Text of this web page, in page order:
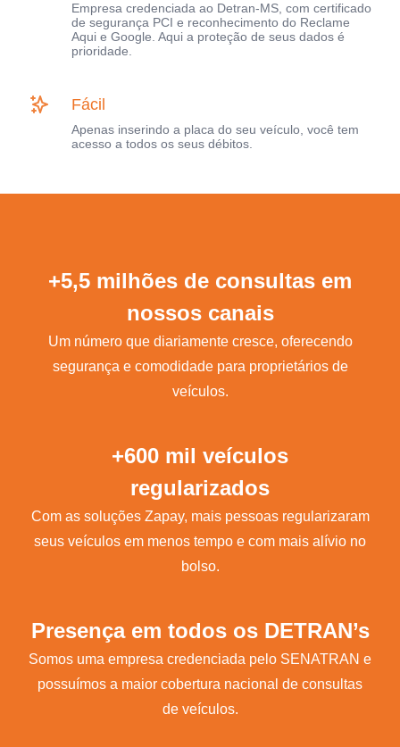
Empresa credenciada ao Detran-MS, com certificado
de segurança PCI e reconhecimento do Reclame
Aqui e Google. Aqui a proteção de seus dados é
prioridade.
Fácil
Apenas inserindo a placa do seu veículo, você tem
acesso a todos os seus débitos.
+5,5 milhões de consultas em
nossos canais
Um número que diariamente cresce, oferecendo
segurança e comodidade para proprietários de
veículos.
+600 mil veículos
regularizados
Com as soluções Zapay, mais pessoas regularizaram
seus veículos em menos tempo e com mais alívio no
bolso.
Presença em todos os DETRAN’s
Somos uma empresa credenciada pelo SENATRAN e
possuímos a maior cobertura nacional de consultas
de veículos.